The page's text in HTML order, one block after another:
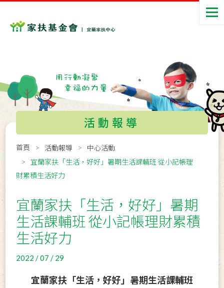
活動報導
首頁 活動報導
中心活動
宜蘭家扶「生活，好好」暑期生活課輔班 從小記帳理
財累積生活好力
宜蘭家扶「生活，好好」暑期
生活課輔班 從小記帳理財累積
生活好力
2022 / 07 / 29
宜蘭家扶「生活，好好」暑期生活課輔班